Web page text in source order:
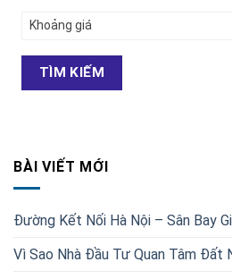
Khoảng giá
TÌM KIẾM
BÀI VIẾT MỚI
Đường Kết Nối Hà Nội – Sân Bay
Vì Sao Nhà Đầu Tư Quan Tâm Đất